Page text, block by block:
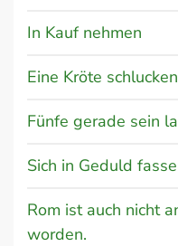
In Kauf nehmen
Eine Kröte schlucken
Fünfe gerade sein
Sich in Geduld
Rom ist auch nicht
worden.